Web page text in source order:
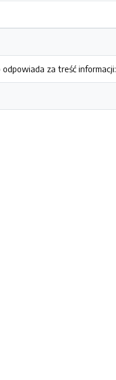
za treść informacji: